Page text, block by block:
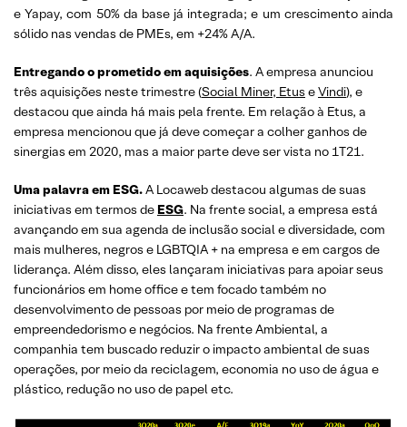
e Yapay, com 50% da base já integrada; e um crescimento ainda
sólido nas vendas de PMEs, em +24% A/A.
Entregando o prometido em aquisições. A empresa anunciou
três aquisições neste trimestre (Social Miner, Etus eVindi), e
destacou que ainda há mais pela frente. Em relação à Etus, a
empresa mencionou que já deve começar a colher ganhos de
sinergias em 2020, mas a maior parte deve ser vista no 1T21.
Uma palavra em ESG.A Locaweb destacou algumas de suas
iniciativas em termos de ESG. Na frente social, a empresa está
avançando em sua agenda de inclusão social e diversidade, com
mais mulheres, negros e LGBTQIA + na empresa e em cargos de
liderança. Além disso, eles lançaram iniciativas para apoiar seus
funcionários em home office e tem focado também no
desenvolvimento de pessoas por meio de programas de
empreendedorismo e negócios. Na frente Ambiental, a
companhia tem buscado reduzir o impacto ambiental de suas
operações, por meio da reciclagem, economia no uso de água e
plástico, redução no uso de papel etc.